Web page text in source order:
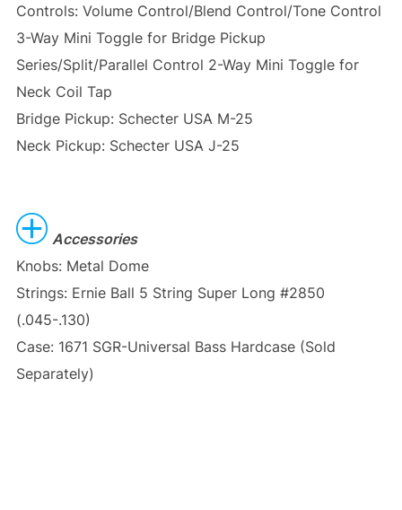
Controls: Volume Control/Blend Control/Tone Control
3-Way Mini Toggle for Bridge Pickup
Series/Split/Parallel Control 2-Way Mini Toggle for
Neck Coil Tap
Bridge Pickup: Schecter USA M-25
Neck Pickup: Schecter USA J-25
Accessories
Knobs: Metal Dome
Strings: Ernie Ball 5 String Super Long #2850
(.045-.130)
Case: 1671 SGR-Universal Bass Hardcase (Sold
Separately)